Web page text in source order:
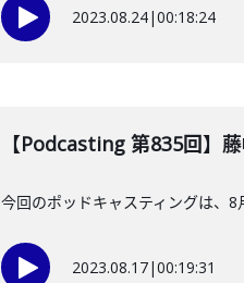
2023.08.24|00:18:24
【Podcasting 第835回】
今回のポッドキャスティングは、
2023.08.17|00:19:31